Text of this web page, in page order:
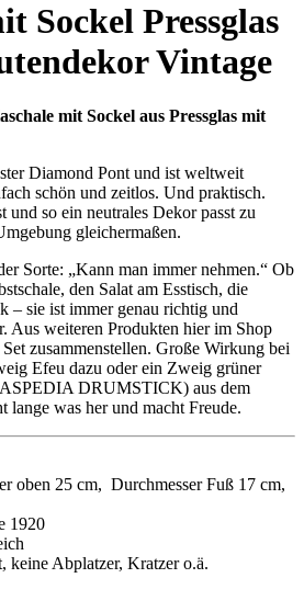
Sockel Pressglas
Vintage
mit Sockel aus Pressglas mit
Diamond Pont und ist weltweit
schön und zeitlos. Und praktisch.
und so ein neutrales Dekor passt zu
gleichermaßen.
Sorte: „Kann man immer nehmen.“ Ob
den Salat am Esstisch, die
– sie ist immer genau richtig und
Aus weiteren Produkten hier im Shop
zusammenstellen. Große Wirkung bei
Efeu dazu oder ein Zweig grüner
DRUMSTICK) aus dem
lange was her und macht Freude.
oben 25 cm, Durchmesser Fuß 17 cm,
1920
keine Abplatzer, Kratzer o.ä.